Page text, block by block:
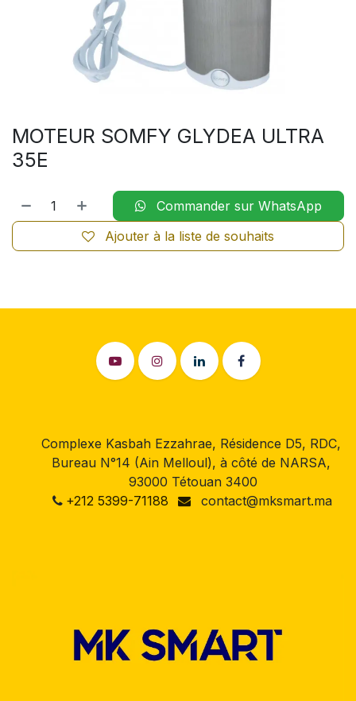
MOTEUR SOMFY GLYDEA ULTRA
35E
Commander sur WhatsApp
Ajouter à la liste de souhaits
Complexe Kasbah Ezzahrae, Résidence D5, RDC,
Bureau N°14 (Ain Melloul), à côté de NARSA,
93000 Tétouan 3400
+212 5399-71188
contact@mksmart.ma